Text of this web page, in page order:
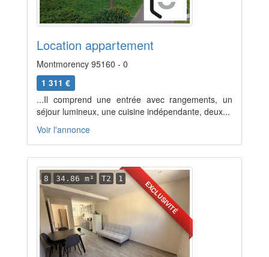
Location appartement
Montmorency 95160 - 0
1 311 €
...Il comprend une entrée avec rangements, un
séjour lumineux, une cuisine indépendante, deux...
Voir l'annonce
EXCLUSIVITÉ
8 34.86 m² T2 1